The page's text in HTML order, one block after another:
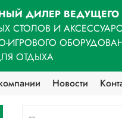
ДИЛЕР ВЕДУЩЕГО
СТОЛОВ И
ИГРОВОГО
ОТДЫХА
Новости